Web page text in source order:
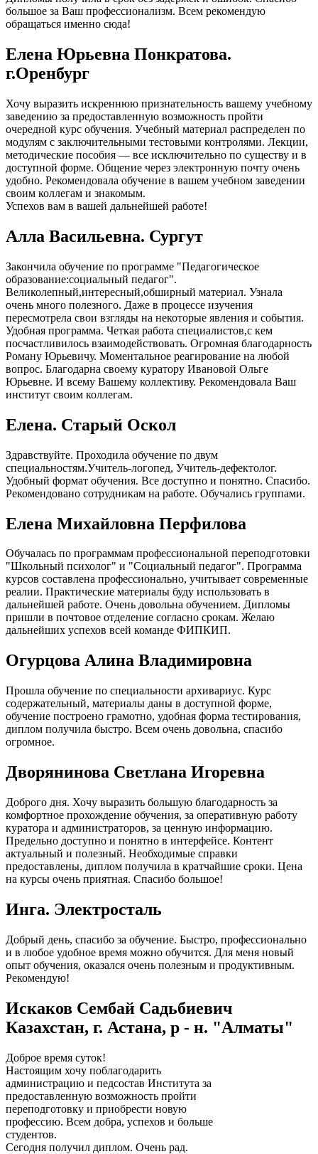
большое за Ваш профессионализм. Всем рекомендую
обращаться именно сюда!
Елена Юрьевна Понкратова.
г.Оренбург
Хочу выразить искреннюю признательность вашему учебному
заведению за предоставленную возможность пройти
очередной курс обучения. Учебный материал распределен по
модулям с заключительными тестовыми контролями. Лекции,
методические пособия — все исключительно по существу и в
доступной форме. Общение через электронную почту очень
удобно. Рекомендовала обучение в вашем учебном заведении
своим коллегам и знакомым.
Успехов вам в вашей дальнейшей работе!
Алла Васильевна. Сургут
Закончила обучение по программе "Педагогическое
образование:социальный педагог".
Великолепный,интересный,обширный материал. Узнала
очень много полезного. Даже в процессе изучения
пересмотрела свои взгляды на некоторые явления и события.
Удобная программа. Четкая работа специалистов,с кем
посчастливилось взаимодействовать. Огромная благодарность
Роману Юрьевичу. Моментальное реагирование на любой
вопрос. Благодарна своему куратору Ивановой Ольге
Юрьевне. И всему Вашему коллективу. Рекомендовала Ваш
институт своим коллегам.
Елена. Старый Оскол
Здравствуйте. Проходила обучение по двум
специальностям.Учитель-логопед, Учитель-дефектолог.
Удобный формат обучения. Все доступно и понятно. Спасибо.
Рекомендовано сотрудникам на работе. Обучались группами.
Елена Михайловна Перфилова
Обучалась по программам профессиональной переподготовки
"Школьный психолог" и "Социальный педагог". Программа
курсов составлена профессионально, учитывает современные
реалии. Практические материалы буду использовать в
дальнейшей работе. Очень довольна обучением. Дипломы
пришли в почтовое отделение согласно срокам. Желаю
дальнейших успехов всей команде ФИПКИП.
Огурцова Алина Владимировна
Прошла обучение по специальности архивариус. Курс
содержательный, материалы даны в доступной форме,
обучение построено грамотно, удобная форма тестирования,
диплом получила быстро. Всем очень довольна, спасибо
огромное.
Дворянинова Светлана Игоревна
Доброго дня. Хочу выразить большую благодарность за
комфортное прохождение обучения, за оперативную работу
куратора и администраторов, за ценную информацию.
Предельно доступно и понятно в интерфейсе. Контент
актуальный и полезный. Необходимые справки
предоставлены, диплом получила в кратчайшие сроки. Цена
на курсы очень приятная. Спасибо большое!
Инга. Электросталь
Добрый день, спасибо за обучение. Быстро, профессионально
и в любое удобное время можно обучится. Для меня новый
опыт обучения, оказался очень полезным и продуктивным.
Рекомендую!
Искаков Сембай Садьбиевич
Казахстан, г. Астана, р - н. "Алматы"
Доброе время суток!
Настоящим хочу поблагодарить
администрацию и педсостав Института за
предоставленную возможность пройти
переподготовку и приобрести новую
профессию. Всем добра, успехов и больше
студентов.
Сегодня получил диплом. Очень рад.